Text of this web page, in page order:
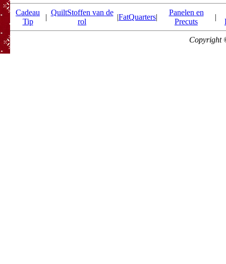
Cadeau
Tip
|
QuiltStoffen van de
rol
|FatQuarters|
Panelen en
Precuts
|
Copyright